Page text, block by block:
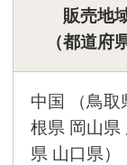
販売地
（都道府
中国 （鳥取
根県 岡山県
県 山口県）